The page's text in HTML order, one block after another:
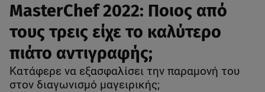
MasterChef 2022: Ποιος από
τους τρεις είχε το καλύτερο
πιάτο αντιγραφής;
Κατάφερε να εξασφαλίσει την παραμονή του
στον διαγωνισμό μαγειρικής;